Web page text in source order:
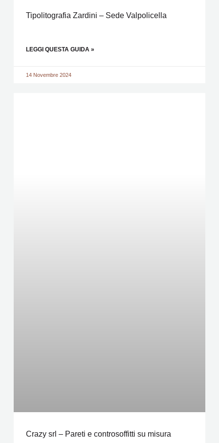
Tipolitografia Zardini – Sede Valpolicella
LEGGI QUESTA GUIDA »
14 Novembre 2024
Crazy srl – Pareti e controsoffitti su misura